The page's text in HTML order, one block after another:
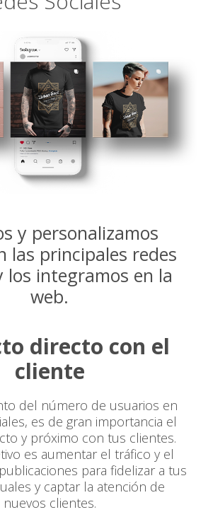
y personalizamos
las principales redes
los integramos en la
web.
directo con el
cliente
del número de usuarios en
es de gran importancia el
y próximo con tus clientes.
es aumentar el tráfico y el
para fidelizar a tus
y captar la atención de
nuevos clientes.